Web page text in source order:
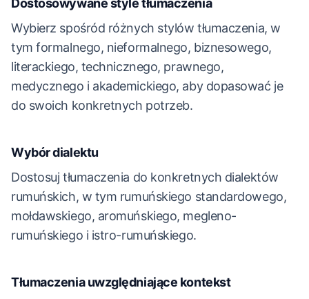
Dostosowywane style tłumaczenia
Wybierz spośród różnych stylów tłumaczenia, w
tym formalnego, nieformalnego, biznesowego,
literackiego, technicznego, prawnego,
medycznego i akademickiego, aby dopasować je
do swoich konkretnych potrzeb.
Wybór dialektu
Dostosuj tłumaczenia do konkretnych dialektów
rumuńskich, w tym rumuńskiego standardowego,
mołdawskiego, aromuńskiego, megleno-
rumuńskiego i istro-rumuńskiego.
Tłumaczenia uwzględniające kontekst